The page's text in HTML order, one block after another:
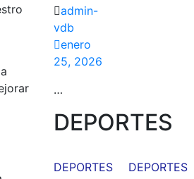
admin-
vdb
enero
25, 2026
…
DEPORTES
DEPORTES DEPORTES